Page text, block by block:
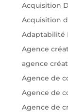
Acquisition
Acquisition
Adaptabilité
Agence
agence
Agence de
Agence de
Agence de